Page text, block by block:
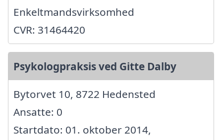
Enkeltmandsvirksomhed
CVR: 31464420
Psykologpraksis ved Gitte Dalby
Bytorvet 10, 8722 Hedensted
Ansatte: 0
Startdato: 01. oktober 2014,